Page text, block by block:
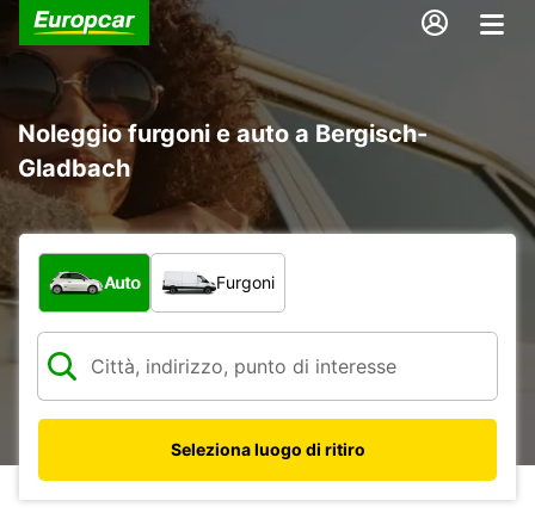
Noleggio furgoni e auto a Bergisch-
Gladbach
Scegli la tipologia di veicolo:
Auto Furgoni
Seleziona luogo di ritiro